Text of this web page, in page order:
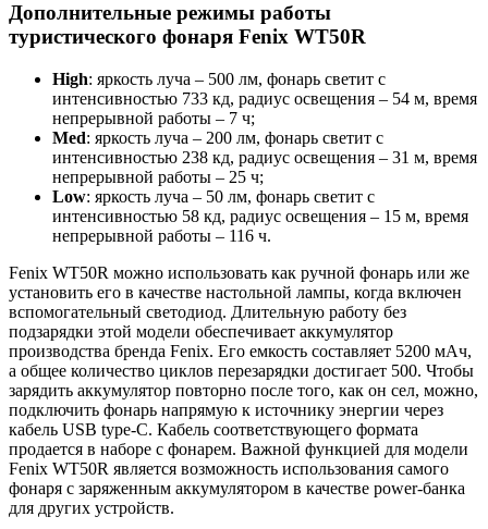
Дополнительные режимы работы
туристического фонаря Fenix WT50R
High: яркость луча – 500 лм, фонарь светит с
интенсивностью 733 кд, радиус освещения – 54 м, время
непрерывной работы – 7 ч;
Med: яркость луча – 200 лм, фонарь светит с
интенсивностью 238 кд, радиус освещения – 31 м, время
непрерывной работы – 25 ч;
Low: яркость луча – 50 лм, фонарь светит с
интенсивностью 58 кд, радиус освещения – 15 м, время
непрерывной работы – 116 ч.
Fenix WT50R можно использовать как ручной фонарь или же
установить его в качестве настольной лампы, когда включен
вспомогательный светодиод. Длительную работу без
подзарядки этой модели обеспечивает аккумулятор
производства бренда Fenix. Его емкость составляет 5200 мАч,
а общее количество циклов перезарядки достигает 500. Чтобы
зарядить аккумулятор повторно после того, как он сел, можно,
подключить фонарь напрямую к источнику энергии через
кабель USB type-C. Кабель соответствующего формата
продается в наборе с фонарем. Важной функцией для модели
Fenix WT50R является возможность использования самого
фонаря с заряженным аккумулятором в качестве power-банка
для других устройств.